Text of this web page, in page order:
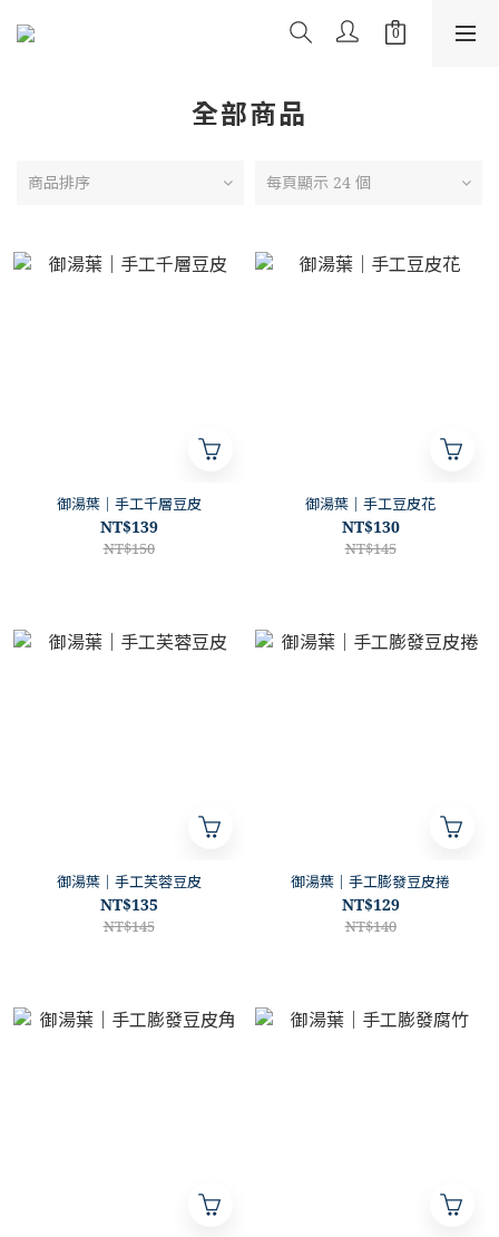
全部商品
商品排序 每頁顯示 24 個
御湯葉｜手工千層豆皮
NT$139
NT$150
御湯葉｜手工豆皮花
NT$130
NT$145
御湯葉｜手工芙蓉豆皮
NT$135
NT$145
御湯葉｜手工膨發豆皮捲
NT$129
NT$140